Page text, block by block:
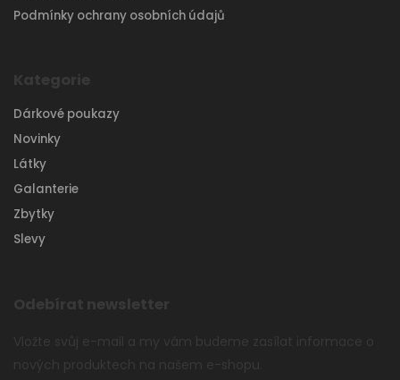
Podmínky ochrany osobních údajů
Kategorie
Dárkové poukazy
Novinky
Látky
Galanterie
Zbytky
Slevy
Odebírat newsletter
Vložte svůj e-mail a my vám budeme zasílat informace o
nových produktech na našem e-shopu.